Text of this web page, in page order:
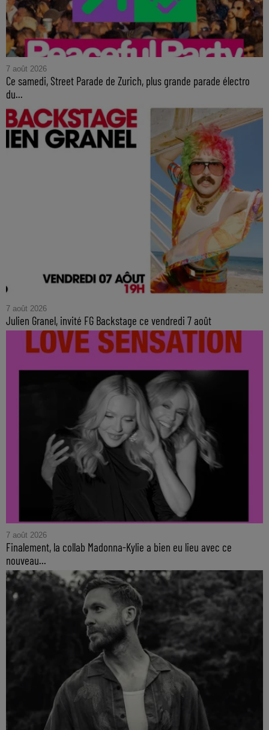
7 août 2026
Ce samedi, Street Parade de Zurich, plus grande parade électro
du...
7 août 2026
Julien Granel, invité FG Backstage ce vendredi 7 août
7 août 2026
Finalement, la collab Madonna-Kylie a bien eu lieu avec ce
nouveau...